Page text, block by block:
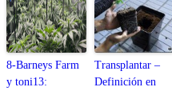
8-Barneys Farm
y toni13:
Transplantar –
Definición en